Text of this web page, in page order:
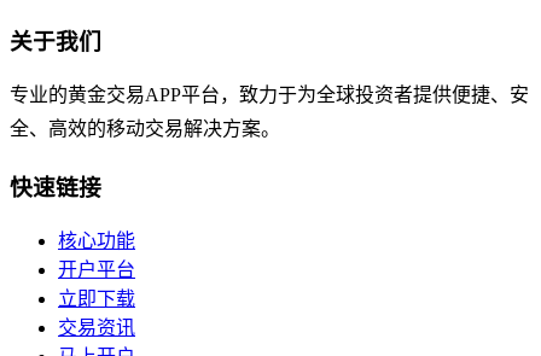
关于我们
专业的黄金交易APP平台，致力于为全球投资者提供便捷、安
全、高效的移动交易解决方案。
快速链接
核心功能
开户平台
立即下载
交易资讯